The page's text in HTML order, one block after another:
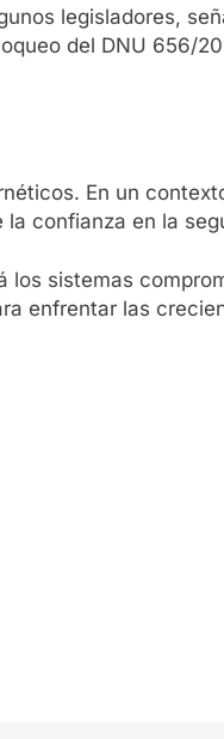
legisladores,
del DNU 656/
En un
confianza en la
sistemas
enfrentar las